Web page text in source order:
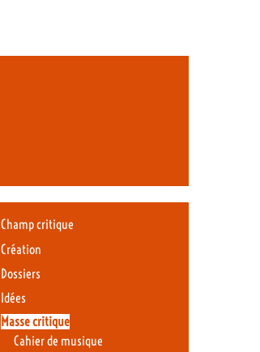
Champ critique
Création
Dossiers
Idées
Masse critique
Cahier de musique